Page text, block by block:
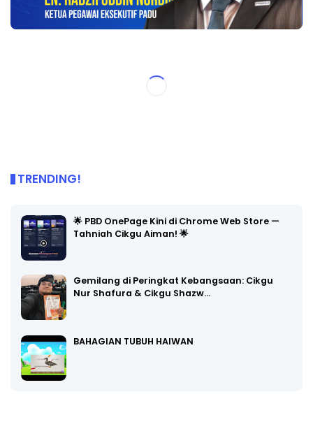
TRENDING!
🌟 PBD OnePage Kini di Chrome Web Store —
Tahniah Cikgu Aiman! 🌟
Gemilang di Peringkat Kebangsaan: Cikgu
Nur Shafura & Cikgu Shazw…
BAHAGIAN TUBUH HAIWAN